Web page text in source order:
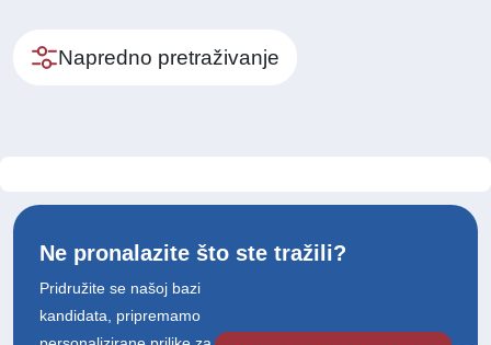
Napredno pretraživanje
Ne pronalazite što ste tražili?
Pridružite se našoj bazi
kandidata, pripremamo